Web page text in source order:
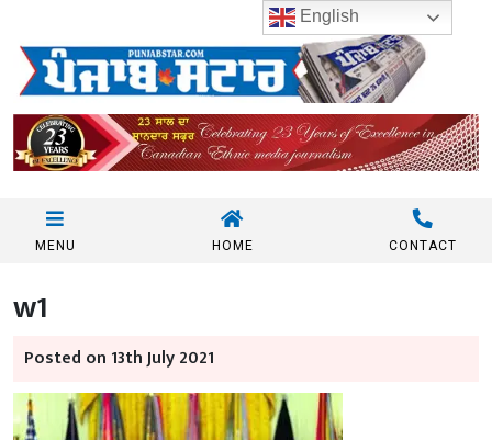
MENU HOME CONTACT
w1
Posted on 13th July 2021
English